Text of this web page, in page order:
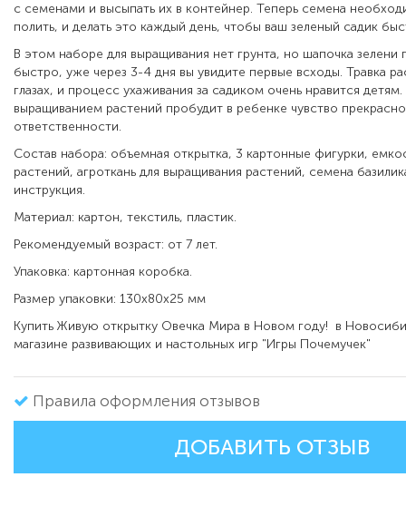
с семенами и высыпать их в контейнер. Теперь семена
полить, и делать это каждый день, чтобы ваш зеленый садик
В этом наборе для выращивания нет грунта, но шапочка зелени
быстро, уже через 3-4 дня вы увидите первые всходы. Травка
глазах, и процесс ухаживания за садиком очень нравится детям.
выращиванием растений пробудит в ребенке чувство
ответственности.
Состав набора: объемная открытка, 3 картонные фигурки,
растений, агроткань для выращивания растений, семена
инструкция.
Материал: картон, текстиль, пластик.
Рекомендуемый возраст: от 7 лет.
Упаковка: картонная коробка.
Размер упаковки: 130х80х25 мм
Купить Живую открытку Овечка Мира в Новом году! в
магазине развивающих и настольных игр "Игры Почемучек"
Правила оформления отзывов
ДОБАВИТЬ ОТЗЫВ